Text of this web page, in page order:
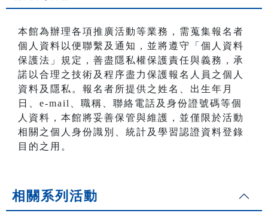
本館為辦理各項推廣活動等業務，需蒐集報名者
個人資料以便聯繫及通知，並將遵守「個人資料
保護法」規定，善盡隱私權保護責任與義務，承
諾以合理之技術及程序盡力保護報名人員之個人
資料及隱私。報名者所提供之姓名、出生年月
日、e-mail、職稱、聯絡電話及身份證號碼等個
人資料，本館將妥善保管與維護，並僅限於活動
相關之個人身份識別、統計及學習認證資料登錄
目的之用。
相關系列活動